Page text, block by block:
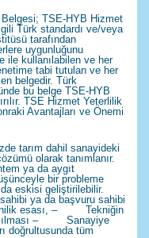
TSE-HYB Hizmet
Türk standardı ve/veya
tarafından
uygunluğunu
ile kullanılabilen ve her
tabi tutulan ve her
belgedir. Türk
bu belge TSE-HYB
TSE Hizmet Yeterlilik
Avantajları ve Önemi
tarım dahil sanayideki
olarak tanımlanır.
ya da aygıt
bir probleme
eskisi geliştirilebilir.
ya da başvuru sahibi
esası, – Tekniğin
– Sanayiye
doğrultusunda tüm